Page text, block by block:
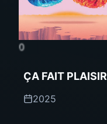
0
ÇA FAIT PLAISIR
2025